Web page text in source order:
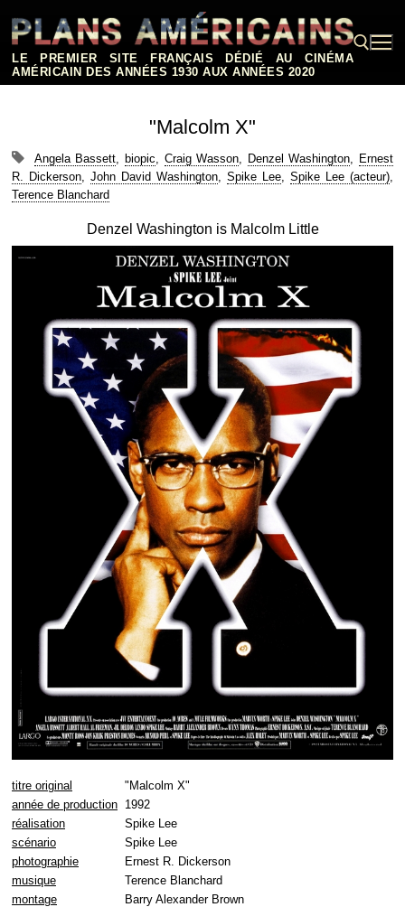
contenu
LE PREMIER SITE FRANÇAIS DÉDIÉ AU CINÉMA
AMÉRICAIN DES ANNÉES 1930 AUX ANNÉES 2020
"Malcolm X"
Angela Bassett, biopic, Craig Wasson, Denzel Washington, Ernest
R. Dickerson, John David Washington, Spike Lee, Spike Lee (acteur),
Terence Blanchard
Denzel Washington is Malcolm Little
titre original
"Malcolm X"
année de production 1992
réalisation
Spike Lee
scénario
Spike Lee
photographie
Ernest R. Dickerson
musique
Terence Blanchard
montage
Barry Alexander Brown